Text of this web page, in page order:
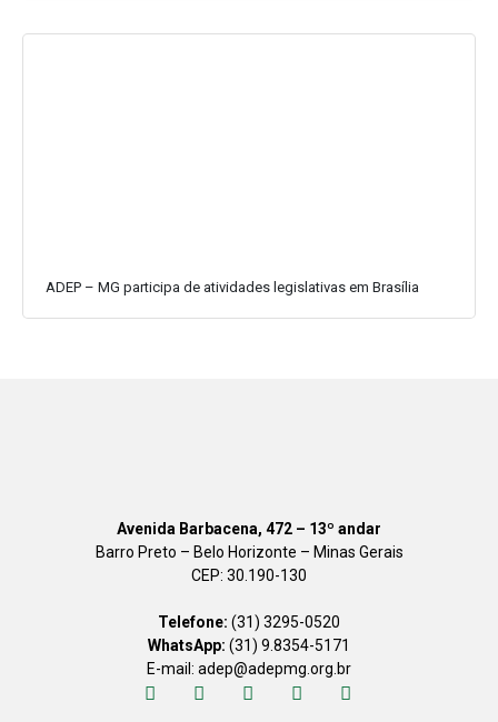
ADEP – MG participa de atividades legislativas em Brasília
Avenida Barbacena, 472 – 13º andar
Barro Preto – Belo Horizonte – Minas Gerais
CEP: 30.190-130
Telefone: (31) 3295-0520
WhatsApp: (31) 9.8354-5171
E-mail: adep@adepmg.org.br